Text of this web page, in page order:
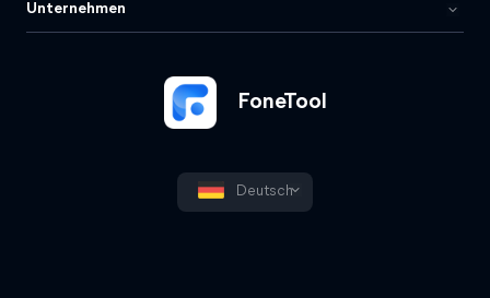
FoneTool
Deutsch
Unternehmen